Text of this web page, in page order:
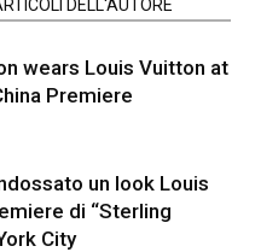
DELL'AUTORE
wears Louis Vuitton at
Premiere
un look Louis
di “Sterling
City